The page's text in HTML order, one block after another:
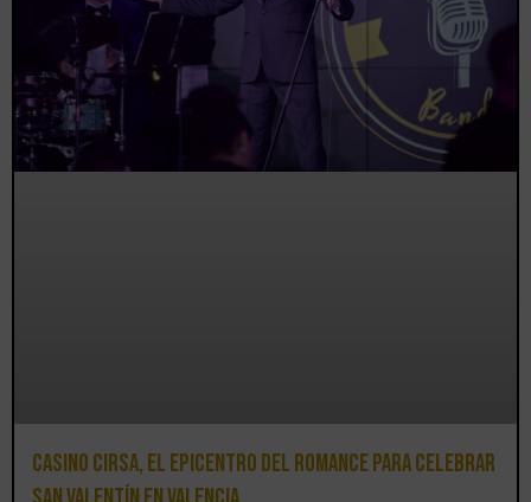
Casino CIRSA, el epicentro del romance para celebrar